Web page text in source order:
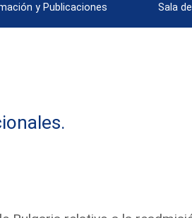
y Publicaciones Sala